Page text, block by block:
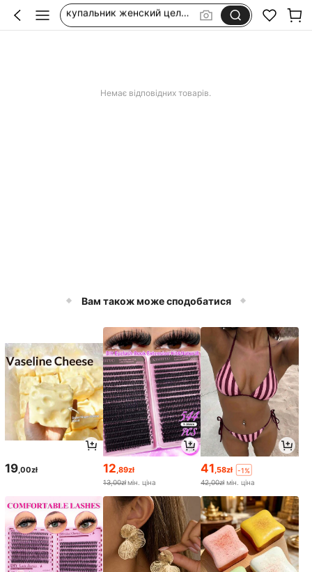
сукні з льону
Немає відповідних товарів.
Вам також може сподобатися
19 ,00zł 12 ,89zł
13,00złмін. ціна
41 ,58zł
-1%
42,00zł мін. ціна